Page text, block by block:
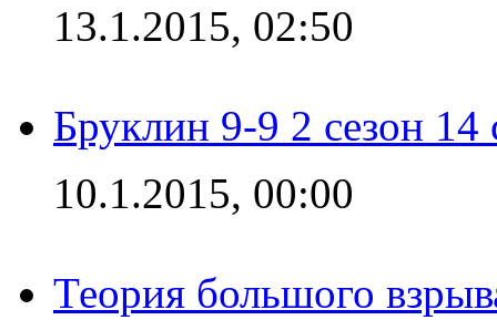
13.1.2015, 02:50
Бруклин 9-9 2 сезон 14
10.1.2015, 00:00
Теория большого